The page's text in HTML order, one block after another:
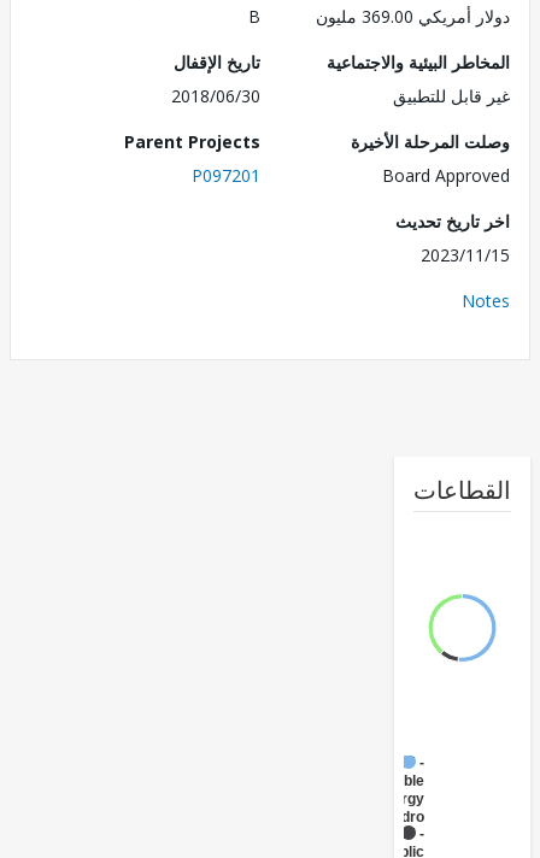
369.00 مليون
B
البيئية والاجتماعية
للتطبيق
تاريخ الإقفال
2018/06/30
المرحلة الأخيرة
Board
Parent Projects
P097201
تحديث
2023/
Renewable